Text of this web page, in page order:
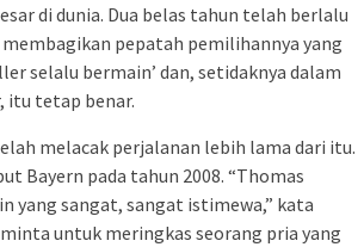
di dunia. Dua belas tahun telah berlalu
membagikan pepatah pemilihannya yang
selalu bermain’ dan, setidaknya dalam
itu tetap benar.
melacak perjalanan lebih lama dari itu.
Bayern pada tahun 2008. “Thomas
yang sangat, sangat istimewa,” kata
untuk meringkas seorang pria yang